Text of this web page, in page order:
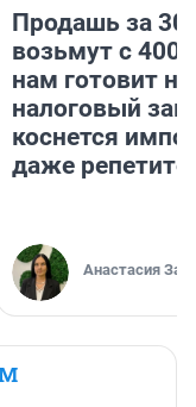
Продашь за
возьмут с
нам готовит
налоговый
коснется
даже
Анастасия